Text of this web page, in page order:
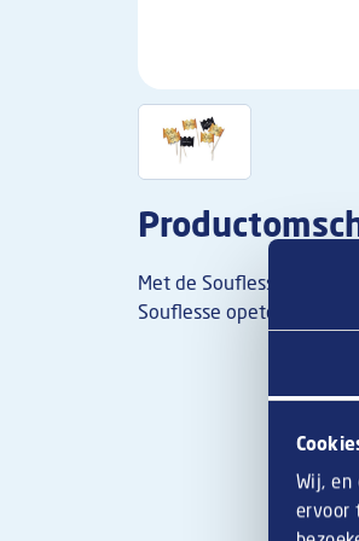
Wij, en
ervoor
Met de Souflesse
Souflesse opeten! De